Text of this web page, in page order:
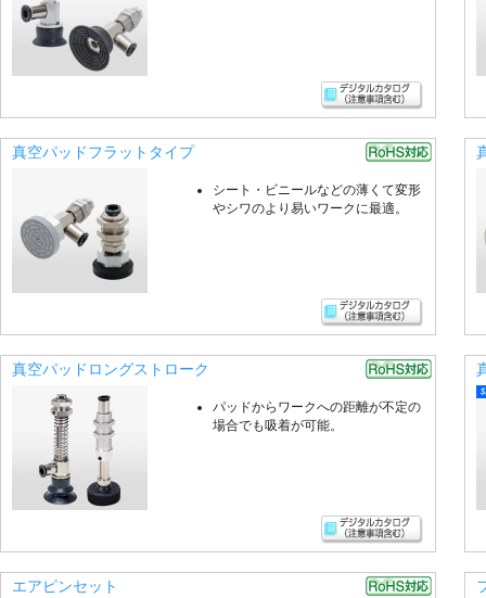
真空パッドフラットタイプ
シート・ビニールなどの薄くて変形
やシワのより易いワークに最適。
真空パッドロングストローク
パッドからワークへの距離が不定の
場合でも吸着が可能。
エアピンセット